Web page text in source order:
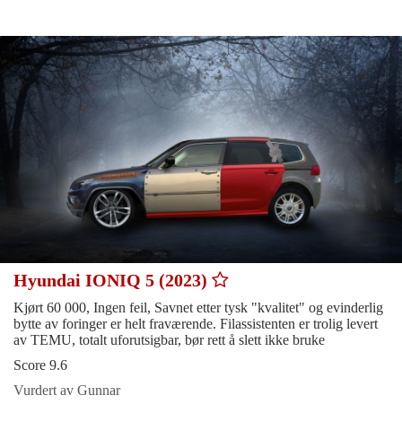
Hyundai IONIQ 5 (2023)
Kjørt 60 000, Ingen feil, Savnet etter tysk "kvalitet" og evinderlig
bytte av foringer er helt fraværende. Filassistenten er trolig levert
av TEMU, totalt uforutsigbar, bør rett å slett ikke bruke
Score 9.6
Vurdert av Gunnar